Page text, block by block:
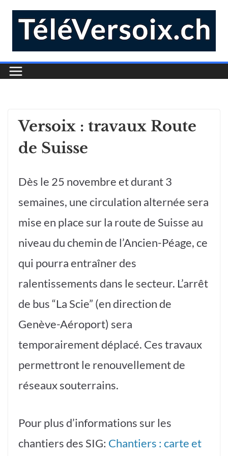
Versoix : travaux Route
de Suisse
Dès le 25 novembre et durant 3
semaines, une circulation alternée sera
mise en place sur la route de Suisse au
niveau du chemin de l’Ancien-Péage, ce
qui pourra entraîner des
ralentissements dans le secteur. L’arrêt
de bus “La Scie” (en direction de
Genève-Aéroport) sera
temporairement déplacé. Ces travaux
permettront le renouvellement de
réseaux souterrains.
Pour plus d’informations sur les
chantiers des SIG: Chantiers : carte et